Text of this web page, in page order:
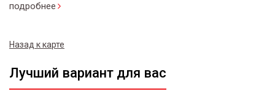
подробнее
Назад к карте
Лучший вариант для вас